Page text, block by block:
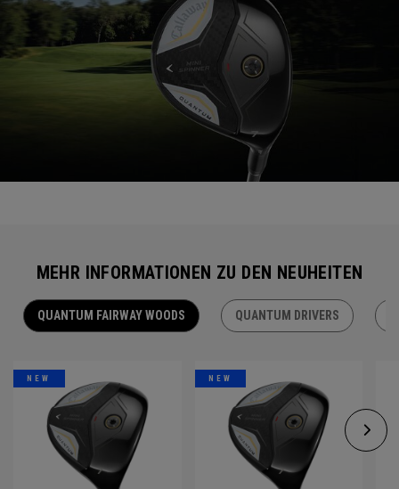
MEHR INFORMATIONEN ZU DEN NEUHEITEN
QUANTUM FAIRWAY WOODS QUANTUM DRIVERS
NEW NEW